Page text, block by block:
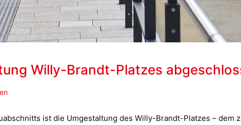
Willy-Brandt-Platzes
ist die Umgestaltung des Willy-Brandt-Platzes – dem